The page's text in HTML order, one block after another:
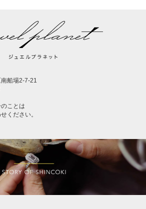
船場2-7-21
ことは
ください。